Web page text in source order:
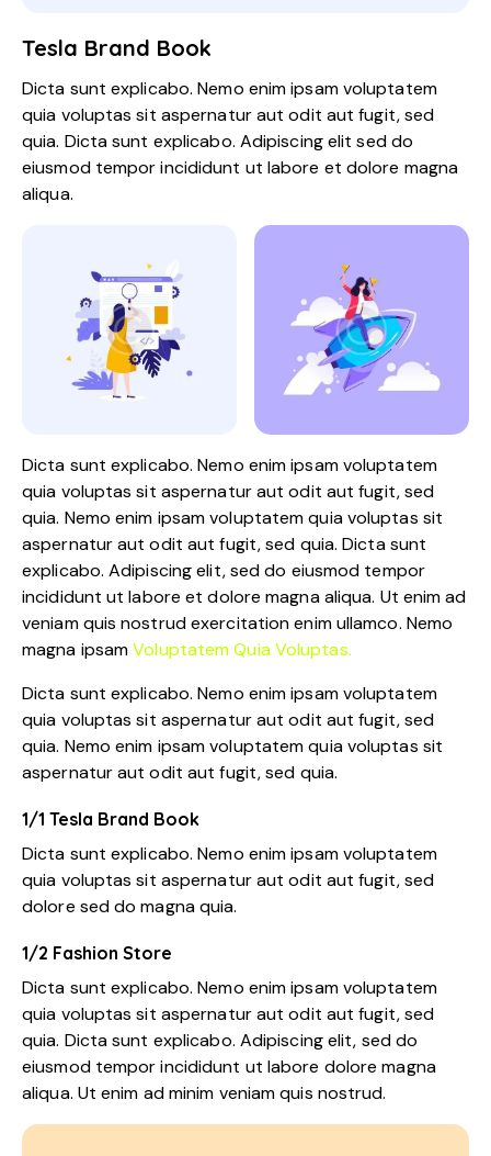
Tesla Brand Book
Dicta sunt explicabo. Nemo enim ipsam voluptatem
quia voluptas sit aspernatur aut odit aut fugit, sed
quia. Dicta sunt explicabo. Adipiscing elit sed do
eiusmod tempor incididunt ut labore et dolore magna
aliqua.
Dicta sunt explicabo. Nemo enim ipsam voluptatem
quia voluptas sit aspernatur aut odit aut fugit, sed
quia. Nemo enim ipsam voluptatem quia voluptas sit
aspernatur aut odit aut fugit, sed quia. Dicta sunt
explicabo. Adipiscing elit, sed do eiusmod tempor
incididunt ut labore et dolore magna aliqua. Ut enim ad
veniam quis nostrud exercitation enim ullamco. Nemo
magna ipsamVoluptatem Quia Voluptas.
Dicta sunt explicabo. Nemo enim ipsam voluptatem
quia voluptas sit aspernatur aut odit aut fugit, sed
quia. Nemo enim ipsam voluptatem quia voluptas sit
aspernatur aut odit aut fugit, sed quia.
1/1 Tesla Brand Book
Dicta sunt explicabo. Nemo enim ipsam voluptatem
quia voluptas sit aspernatur aut odit aut fugit, sed
dolore sed do magna quia.
1/2 Fashion Store
Dicta sunt explicabo. Nemo enim ipsam voluptatem
quia voluptas sit aspernatur aut odit aut fugit, sed
quia. Dicta sunt explicabo. Adipiscing elit, sed do
eiusmod tempor incididunt ut labore dolore magna
aliqua. Ut enim ad minim veniam quis nostrud.